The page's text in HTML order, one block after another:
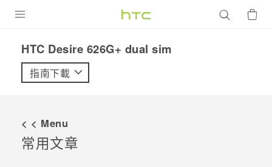
VIVE
配件
HTC Desire 626G+ dual sim
指南下載
< < Menu
常用文章